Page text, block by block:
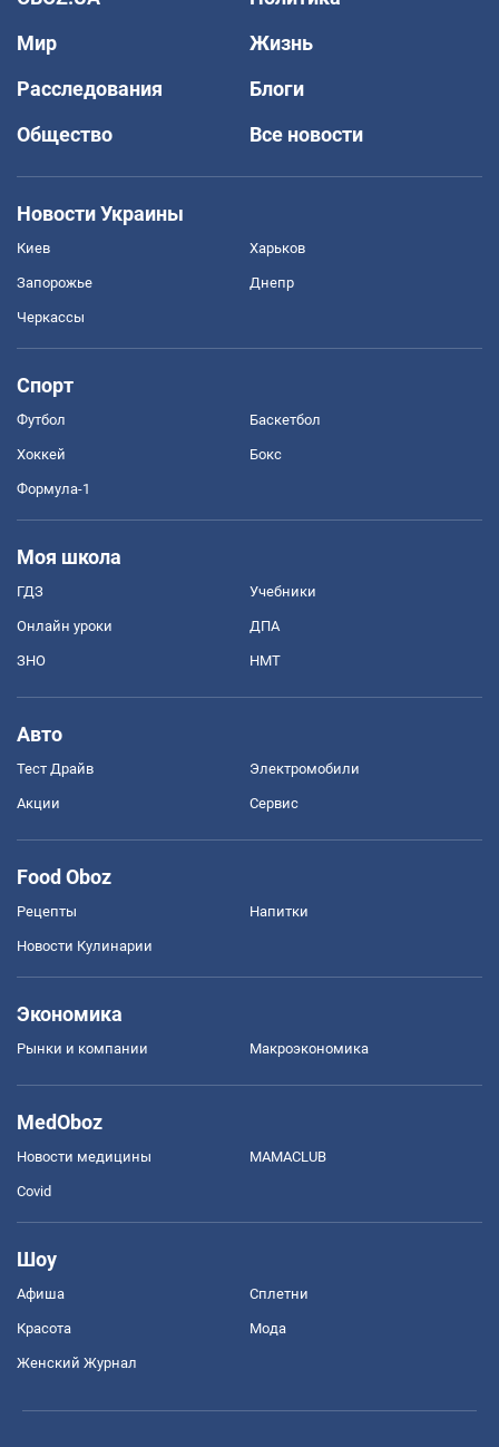
Мир
Жизнь
Расследования
Блоги
Общество
Все новости
Новости Украины
Киев Харьков
Запорожье Днепр
Черкассы
Спорт
Футбол Баскетбол
Хоккей Бокс
Формула-1
Моя школа
ГДЗ Учебники
Онлайн уроки ДПА
ЗНО НМТ
Авто
Тест Драйв Электромобили
Акции Сервис
Food Oboz
Рецепты Напитки
Новости Кулинарии
Экономика
Рынки и компании Mакроэкономика
MedOboz
Новости медицины MAMACLUB
Covid
Шоу
Афиша Сплетни
Красота Мода
Женский Журнал